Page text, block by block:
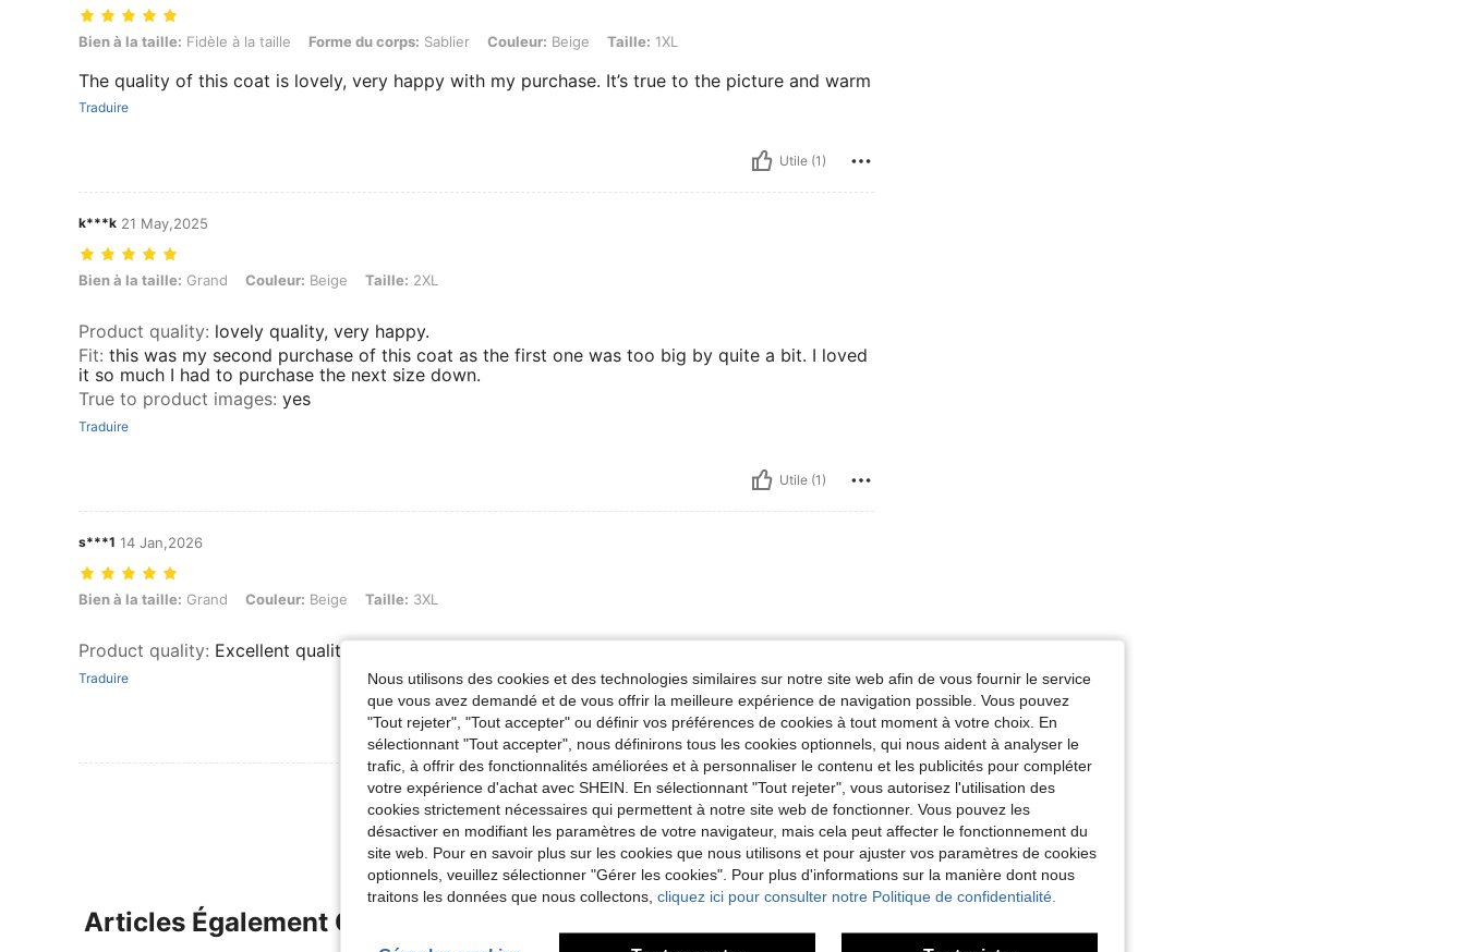
Bien à la taille: Fidèle à la taille, Forme du corps: Sablier, Couleur: Beige, Taille: 1XL
Bien à la taille: Fidèle à la taille Forme du corps: Sablier Couleur: Beige Taille: 1XL
The quality of this coat is lovely, very happy with my purchase. It’s true to the picture and warm
Traduire
Utile (1)
k***k 21 May,2025
Bien à la taille: Grand, Couleur: Beige, Taille: 2XL
Bien à la taille: Grand Couleur: Beige Taille: 2XL
Product quality: lovely quality, very happy.
Fit: this was my second purchase of this coat as the first one was too big by quite a bit. I loved
it so much I had to purchase the next size down.
True to product images: yes
Traduire
Utile (1)
s***1 14 Jan,2026
Bien à la taille: Grand, Couleur: Beige, Taille: 3XL
Bien à la taille: Grand Couleur: Beige Taille: 3XL
Product quality: Excellent quality and good fit. Feels warm and snug
Traduire
Utile (0)
Voir Plus D'avis
Articles Également Consultés
Nous utilisons des cookies et des technologies similaires sur notre site web afin de vous fournir le service
que vous avez demandé et de vous offrir la meilleure expérience de navigation possible. Vous pouvez
"Tout rejeter", "Tout accepter" ou définir vos préférences de cookies à tout moment à votre choix. En
sélectionnant "Tout accepter", nous définirons tous les cookies optionnels, qui nous aident à analyser le
trafic, à offrir des fonctionnalités améliorées et à personnaliser le contenu et les publicités pour compléter
votre expérience d'achat avec SHEIN. En sélectionnant "Tout rejeter", vous autorisez l'utilisation des
cookies strictement nécessaires qui permettent à notre site web de fonctionner. Vous pouvez les
désactiver en modifiant les paramètres de votre navigateur, mais cela peut affecter le fonctionnement du
site web. Pour en savoir plus sur les cookies que nous utilisons et pour ajuster vos paramètres de cookies
optionnels, veuillez sélectionner "Gérer les cookies". Pour plus d'informations sur la manière dont nous
traitons les données que nous collectons, cliquez ici pour consulter notre Politique de confidentialité.